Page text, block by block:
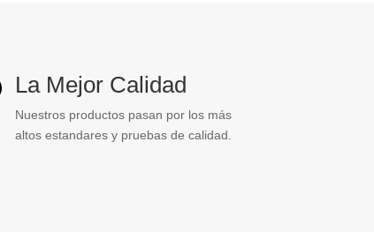
La Mejor Calidad
Nuestros productos pasan por los más
altos estandares y pruebas de calidad.